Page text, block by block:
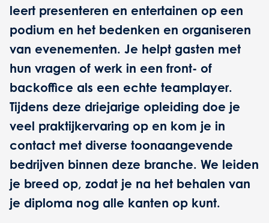
leert presenteren en entertainen op een
podium en het bedenken en organiseren
van evenementen. Je helpt gasten met
hun vragen of werk in een front- of
backoffice als een echte teamplayer.
Tijdens deze driejarige opleiding doe je
veel praktijkervaring op en kom je in
contact met diverse toonaangevende
bedrijven binnen deze branche. We leiden
je breed op, zodat je na het behalen van
je diploma nog alle kanten op kunt.